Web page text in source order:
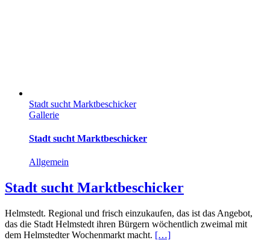
Stadt sucht Marktbeschicker
Gallerie
Stadt sucht Marktbeschicker
Allgemein
Stadt sucht Marktbeschicker
Helmstedt. Regional und frisch einzukaufen, das ist das Angebot,
das die Stadt Helmstedt ihren Bürgern wöchentlich zweimal mit
dem Helmstedter Wochenmarkt macht. […]